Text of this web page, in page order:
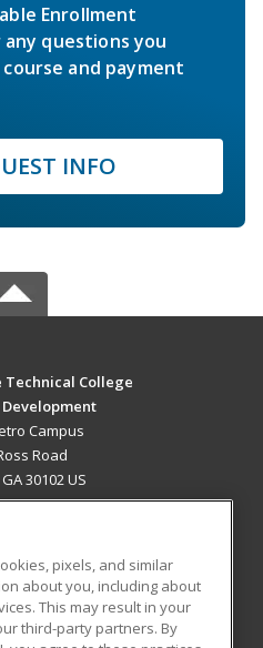
Enrollment
questions you
and payment
INFO
Technical College
Development
Campus
Road
30102 US
RESOURCES
Student Blog
pixels, and similar
about you, including about
This may result in your
third-party partners. By